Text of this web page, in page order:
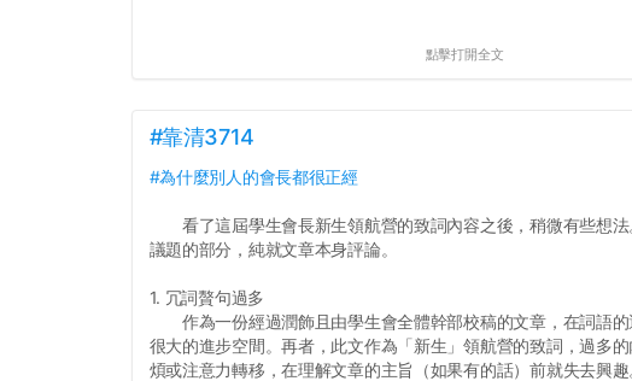
點擊打開全文
#靠清3714
#為什麼別人的會長都很正經
看了這屆學生會長新生領航營的致詞內容之後，稍微有些想法
議題的部分，純就文章本身評論。
1. 冗詞贅句過多
作為一份經過潤飾且由學生會全體幹部校稿的文章，在詞語的
很大的進步空間。再者，此文作為「新生」領航營的致詞，過多
煩或注意力轉移，在理解文章的主旨（如果有的話）前就失去興趣